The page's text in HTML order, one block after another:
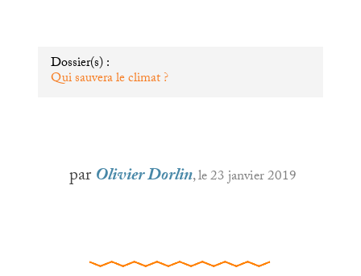
Dossier(s) :
Qui sauvera le climat?
parOlivier Dorlin, le 23 janvier 2019